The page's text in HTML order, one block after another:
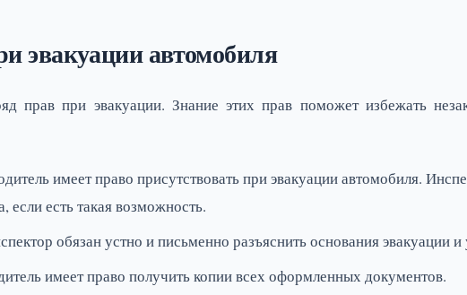
эвакуации автомобиля
прав при эвакуации. Знание этих прав поможет избежать
имеет право присутствовать при эвакуации автомобиля.
если есть такая возможность.
обязан устно и письменно разъяснить основания эвакуации
имеет право получить копии всех оформленных документов.